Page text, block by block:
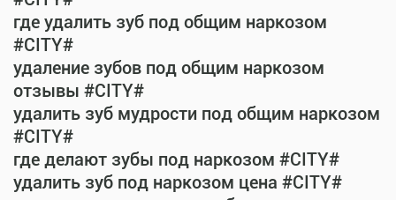
где удалить зуб под общим наркозом
#CITY#
удаление зубов под общим наркозом
отзывы #CITY#
удалить зуб мудрости под общим наркозом
#CITY#
где делают зубы под наркозом #CITY#
удалить зуб под наркозом цена #CITY#